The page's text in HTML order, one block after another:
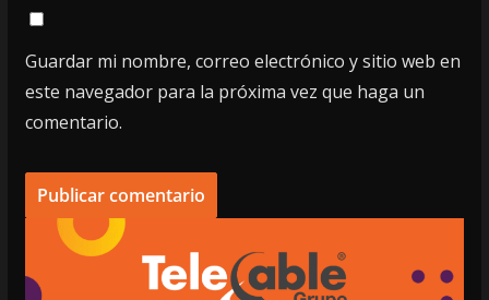
Guardar mi nombre, correo electrónico y sitio web en
este navegador para la próxima vez que haga un
comentario.